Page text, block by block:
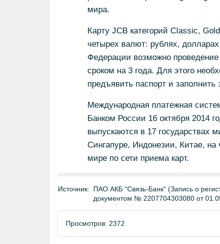
мира.
Карту JCB категорий Classic,
четырех валют: рублях,
Федерации возможно
сроком на 3 года. Для этого
предъявить паспорт и заполнить
Международная платежная
Банком России 16 октября 2014
выпускаются в 17 государствах
Сингапуре, Индонезии, Китае,
мире по сети приема карт.
Источник:
ПАО АКБ "Связь-Банк" (Запись о
документом № 2207704303080 от
Просмотров: 2372